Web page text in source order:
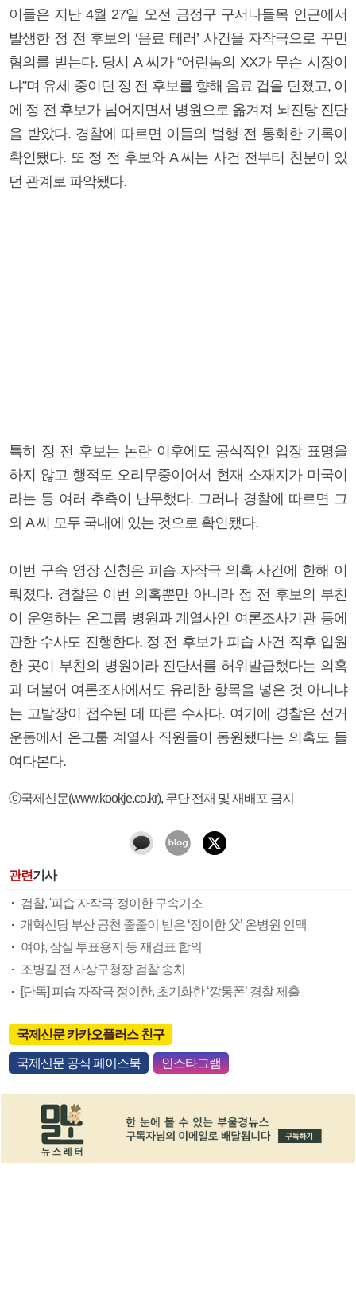
이들은 지난 4월 27일 오전 금정구 구서나들목 인근에서
발생한 정 전 후보의 ‘음료 테러’ 사건을 자작극으로 꾸민
혐의를 받는다. 당시 A 씨가 “어린놈의 XX가 무슨 시장이
냐”며 유세 중이던 정 전 후보를 향해 음료 컵을 던졌고, 이
에 정 전 후보가 넘어지면서 병원으로 옮겨져 뇌진탕 진단
을 받았다. 경찰에 따르면 이들의 범행 전 통화한 기록이
확인됐다. 또 정 전 후보와 A 씨는 사건 전부터 친분이 있
던 관계로 파악됐다.
특히 정 전 후보는 논란 이후에도 공식적인 입장 표명을
하지 않고 행적도 오리무중이어서 현재 소재지가 미국이
라는 등 여러 추측이 난무했다. 그러나 경찰에 따르면 그
와 A 씨 모두 국내에 있는 것으로 확인됐다.
이번 구속 영장 신청은 피습 자작극 의혹 사건에 한해 이
뤄졌다. 경찰은 이번 의혹뿐만 아니라 정 전 후보의 부친
이 운영하는 온그룹 병원과 계열사인 여론조사기관 등에
관한 수사도 진행한다. 정 전 후보가 피습 사건 직후 입원
한 곳이 부친의 병원이라 진단서를 허위발급했다는 의혹
과 더불어 여론조사에서도 유리한 항목을 넣은 것 아니냐
는 고발장이 접수된 데 따른 수사다. 여기에 경찰은 선거
운동에서 온그룹 계열사 직원들이 동원됐다는 의혹도 들
여다본다.
ⓒ국제신문(www.kookje.co.kr), 무단 전재 및 재배포 금지
관련기사
검찰, '피습 자작극' 정이한 구속기소
개혁신당 부산 공천 줄줄이 받은 ‘정이한 父’ 온병원 인맥
여야, 잠실 투표용지 등 재검표 합의
조병길 전 사상구청장 검찰 송치
[단독] 피습 자작극 정이한, 초기화한 ‘깡통폰’ 경찰 제출
국제신문 카카오플러스 친구
국제신문 공식 페이스북 인스타그램